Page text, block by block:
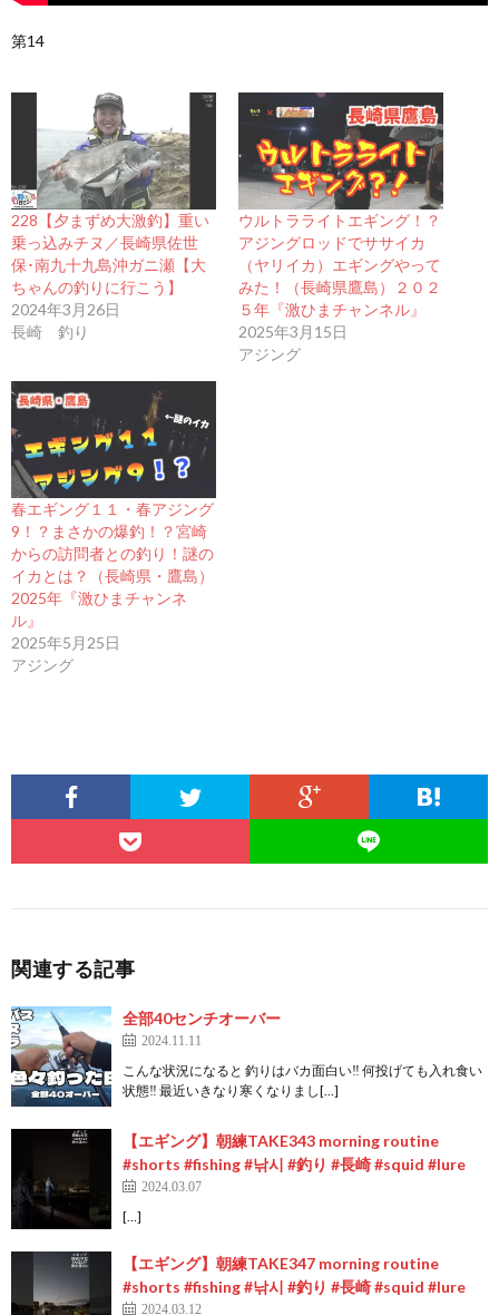
第14
228【夕まずめ大激釣】重い
乗っ込みチヌ／長崎県佐世
保･南九十九島沖ガニ瀬【大
ちゃんの釣りに行こう】
2024年3月26日
長崎 釣り
ウルトラライトエギング！？
アジングロッドでササイカ
（ヤリイカ）エギングやって
みた！（長崎県鷹島）２０２
５年『激ひまチャンネル』
2025年3月15日
アジング
春エギング１１・春アジング
9！？まさかの爆釣！？宮崎
からの訪問者との釣り！謎の
イカとは？（長崎県・鷹島）
2025年『激ひまチャンネ
ル』
2025年5月25日
アジング
関連する記事
全部40センチオーバー
2024.11.11
こんな状況になると 釣りはバカ面白い‼️ 何投げても入れ食い
状態‼️ 最近いきなり寒くなりまし[…]
【エギング】朝練TAKE343 morning routine
#shorts #fishing #낚시 #釣り #長崎 #squid #lure
2024.03.07
[…]
【エギング】朝練TAKE347 morning routine
#shorts #fishing #낚시 #釣り #長崎 #squid #lure
2024.03.12